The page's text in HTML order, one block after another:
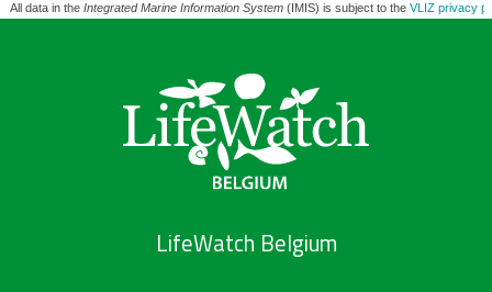
All data in the Integrated Marine Information System(IMIS) is subject to the VLIZ privacy
LifeWatch Belgium